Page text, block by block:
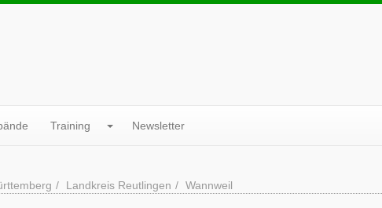
Training Newsletter
Landkreis Reutlingen Wannweil